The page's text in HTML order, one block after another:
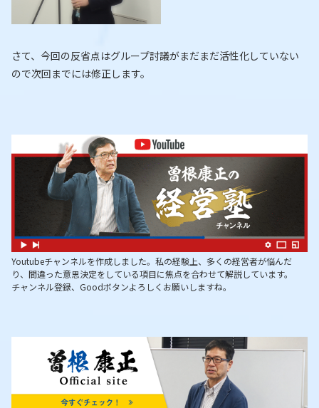
さて、今回の反省点はグループ討議がまだまだ活性化していない
ので次回までには修正します。
Youtubeチャンネルを作成しました。私の経験上、多くの経営者が悩んだ
り、間違った意思決定をしている項目に焦点を合わせて解説しています。
チャンネル登録、Goodボタンよろしくお願いしますね。